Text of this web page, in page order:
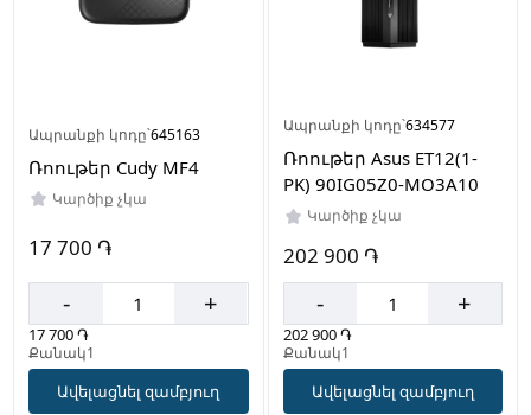
Ապրանքի կոդը՝645163
Ռոութեր Cudy MF4
Կարծիք չկա
17 700 ֏
- +
17 700 ֏
Քանակ1
Ավելացնել զամբյուղ
Ապրանքի կոդը՝634577
Ռոութեր Asus ET12(1-
PK) 90IG05Z0-MO3A10
Կարծիք չկա
202 900 ֏
- +
202 900 ֏
Քանակ1
Ավելացնել զամբյուղ